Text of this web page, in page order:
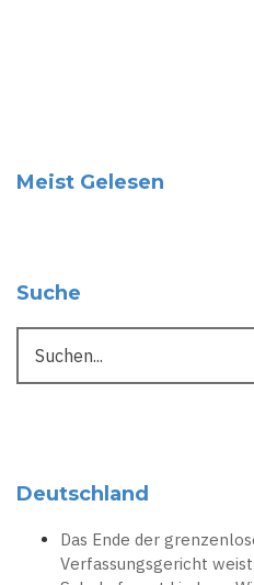
Meist Gelesen
Suche
Deutschland
Das Ende der
Verfassungsgericht